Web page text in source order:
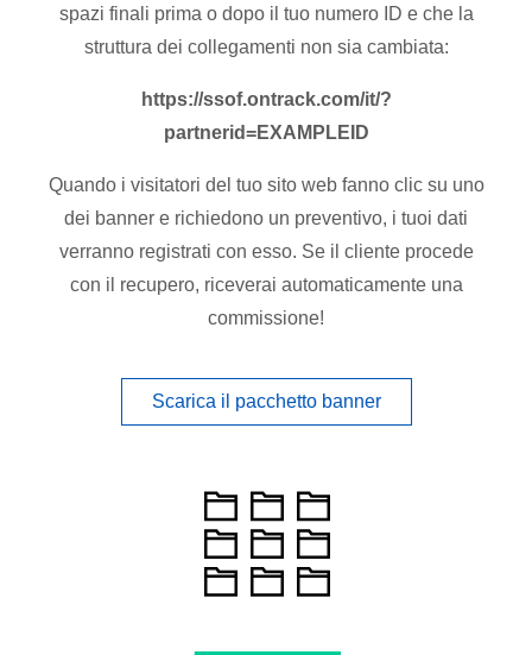
spazi finali prima o dopo il tuo numero ID e che la
struttura dei collegamenti non sia cambiata:
https://ssof.ontrack.com/it/?
partnerid=EXAMPLEID
Quando i visitatori del tuo sito web fanno clic su uno
dei banner e richiedono un preventivo, i tuoi dati
verranno registrati con esso. Se il cliente procede
con il recupero, riceverai automaticamente una
commissione!
Scarica il pacchetto banner